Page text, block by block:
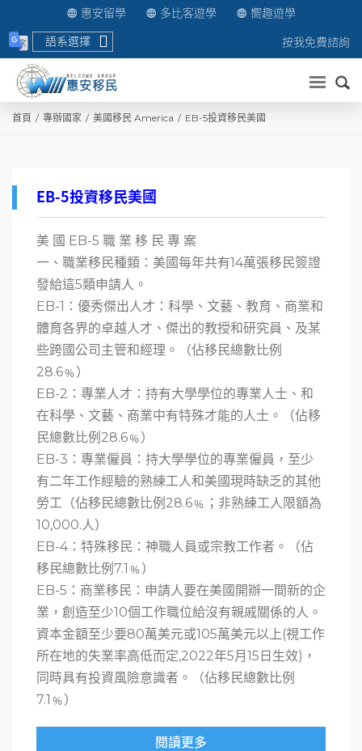
惠安留學 多比客遊學
嚮趣遊學
語系選擇
按我免費諮詢
送出
首頁 專辦國家 美國移民 America EB-5投資移民美國
EB-5投資移民美國
美 國 EB-5 職 業 移 民 專 案
一、職業移民種類：美國每年共有14萬張移民簽證
發給這5類申請人。
EB-1：優秀傑出人才：科學、文藝、教育、商業和
體育各界的卓越人才、傑出的教授和研究員、及某
些跨國公司主管和經理。（佔移民總數比例
28.6﹪）
EB-2：專業人才：持有大學學位的專業人士、和
在科學、文藝、商業中有特殊才能的人士。（佔移
民總數比例28.6﹪）
EB-3：專業僱員：持大學學位的專業僱員，至少
有二年工作經驗的熟練工人和美國現時缺乏的其他
勞工（佔移民總數比例28.6﹪；非熟練工人限額為
10,000.人）
EB-4：特殊移民：神職人員或宗教工作者。（佔
移民總數比例7.1﹪）
EB-5：商業移民：申請人要在美國開辦一間新的企
業，創造至少10個工作職位給沒有親戚關係的人。
資本金額至少要80萬美元或105萬美元以上(視工作
所在地的失業率高低而定,2022年5月15日生效)，
同時具有投資風險意識者。（佔移民總數比例
7.1﹪）
閱讀更多